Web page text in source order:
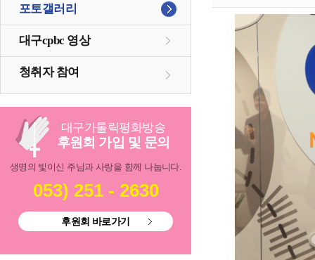
포토갤러리
대구cpbc 영상
청취자 참여
대구가톨릭평화방송
후원회 가입 및 문의
생명의 빛이신 주님과 사랑을 함께 나눕니다.
053) 251 - 2630
후원회 바로가기